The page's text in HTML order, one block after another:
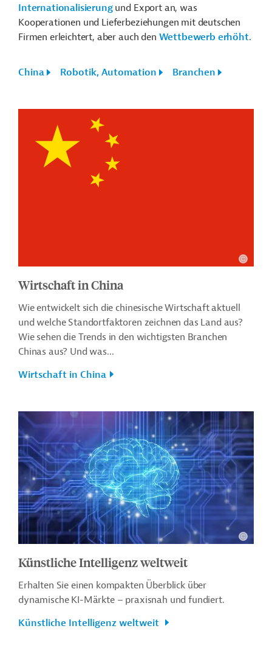
Internationalisierungund Export an, was
Kooperationen und Lieferbeziehungen mit deutschen
Firmen erleichtert, aber auch den Wettbewerb erhöht.
China Robotik, Automation Branchen
Wirtschaft in China
Wie entwickelt sich die chinesische Wirtschaft aktuell
und welche Standortfaktoren zeichnen das Land aus?
Wie sehen die Trends in den wichtigsten Branchen
Chinas aus? Und was...
Wirtschaft in China
Künstliche Intelligenz weltweit
Erhalten Sie einen kompakten Überblick über
dynamische KI-Märkte – praxisnah und fundiert.
Künstliche Intelligenz weltweit